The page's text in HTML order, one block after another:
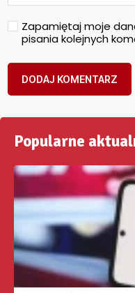
Zapamiętaj moje
pisania kolejnych
Popularne